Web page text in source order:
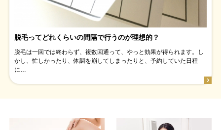
脱毛ってどれくらいの間隔で行うのが理想的？
脱毛は一回では終わらず、複数回通って、やっと効果が得られます。し
かし、忙しかったり、体調を崩してしまったりと、予約していた日程
に…